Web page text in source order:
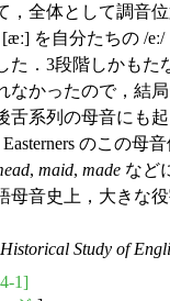
，全体として調音
[æː] を自分たちの /
．3段階しかもた
なかったので，結
舌系列の母音にも起
のこの母
, maid, made など
母音史上，大きな
Study of
1]